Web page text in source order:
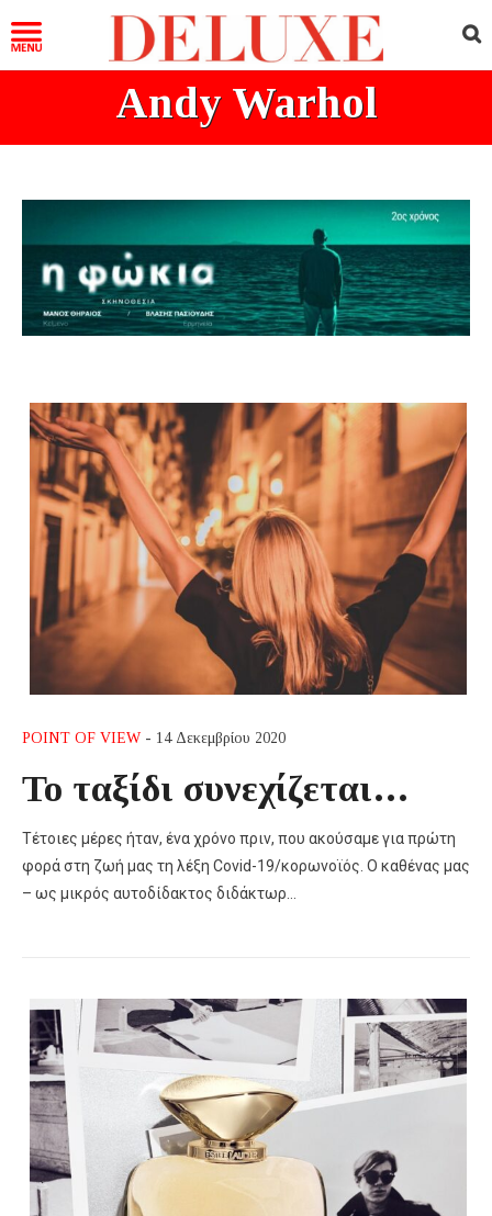
Andy Warhol
POINT OF VIEW - 14 Δεκεμβρίου 2020
Το ταξίδι συνεχίζεται…
Τέτοιες μέρες ήταν, ένα χρόνο πριν, που ακούσαμε για πρώτη
φορά στη ζωή μας τη λέξη Cοvid-19/κορωνοϊός. Ο καθένας μας
– ως μικρός αυτοδίδακτος διδάκτωρ…